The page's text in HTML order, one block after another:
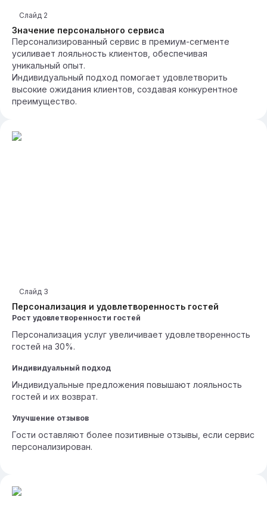
Значение персонального сервиса
Слайд 2
Персонализированный сервис в премиум-сегменте
усиливает лояльность клиентов, обеспечивая
уникальный опыт.
Индивидуальный подход помогает удовлетворить
высокие ожидания клиентов, создавая конкурентное
преимущество.
Персонализация и удовлетворенность гостей
Слайд 3
Рост удовлетворенности гостей
Персонализация услуг увеличивает удовлетворенность
гостей на 30%.
Индивидуальный подход
Индивидуальные предложения повышают лояльность
гостей и их возврат.
Улучшение отзывов
Гости оставляют более позитивные отзывы, если сервис
персонализирован.